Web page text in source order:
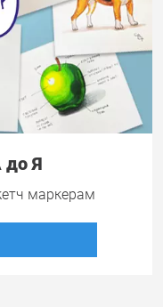
до Я
маркерам